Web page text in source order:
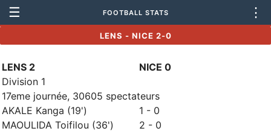
☰ FOOTBALL STATS ⋮
LENS - NICE 2-0
LENS 2
NICE 0
Division 1
17eme journée, 30605 spectateurs
AKALE Kanga (19')
1 - 0
MAOULIDA Toifilou (36')
2 - 0